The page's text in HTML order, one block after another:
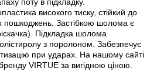
поту в підкладку.
високого тиску, стійкий до
пошкоджень. Застібкою шолома є
Підкладка шолома
з поролоном. Забезпечує
при ударах. На нашому сайті
VIRTUE за вигідною ціною.